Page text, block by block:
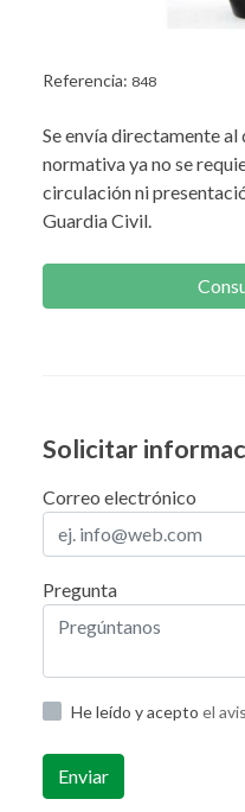
Referencia: 848
Se envía directamente
normativa ya no se
circulación ni
Guardia Civil.
Solicitar
Correo electrónico
Pregunta
He leído y acepto el
Enviar